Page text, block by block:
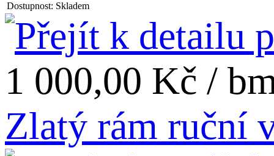
Dostupnost: Skladem
1 000,00 Kč /
Zlatý rám ruční